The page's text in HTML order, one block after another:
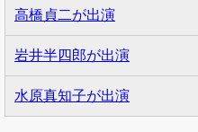
高橋貞二が出演
岩井半四郎が出演
水原真知子が出演